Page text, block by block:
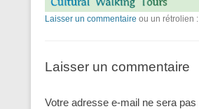
Laisser un commentaire ou un rétrolien :
Laisser un commentaire
Votre adresse e-mail ne sera pas